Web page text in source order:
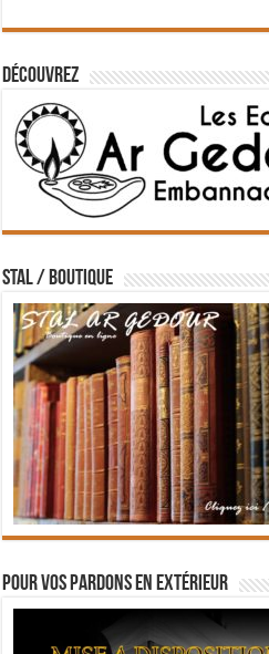
Découvrez
STAL / BOUTIQUE
Pour vos pardons en extérieur